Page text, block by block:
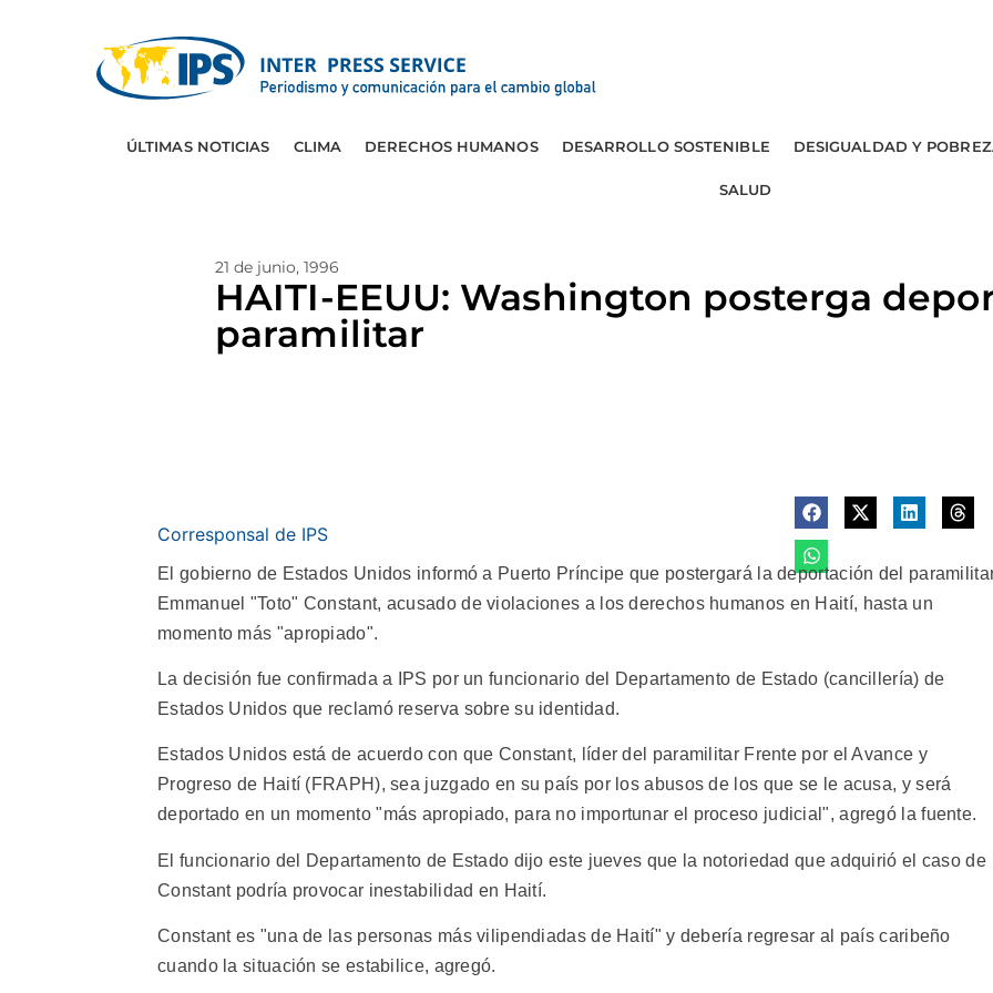
ÚLTIMAS NOTICIAS CLIMA DERECHOS HUMANOS DESARROLLO SOSTENIBLE DESIGUALDAD Y
SALUD
21 de junio, 1996
HAITI-EEUU: Washington posterga
paramilitar
Corresponsal de IPS
El gobierno de Estados Unidos informó a Puerto Príncipe que postergará la deportación del
Emmanuel "Toto" Constant, acusado de violaciones a los derechos humanos en Haití, hasta un
momento más "apropiado".
La decisión fue confirmada a IPS por un funcionario del Departamento de Estado (cancillería) de
Estados Unidos que reclamó reserva sobre su identidad.
Estados Unidos está de acuerdo con que Constant, líder del paramilitar Frente por el Avance y
Progreso de Haití (FRAPH), sea juzgado en su país por los abusos de los que se le acusa, y será
deportado en un momento "más apropiado, para no importunar el proceso judicial", agregó la fuente.
El funcionario del Departamento de Estado dijo este jueves que la notoriedad que adquirió el caso de
Constant podría provocar inestabilidad en Haití.
Constant es "una de las personas más vilipendiadas de Haití" y debería regresar al país caribeño
cuando la situación se estabilice, agregó.